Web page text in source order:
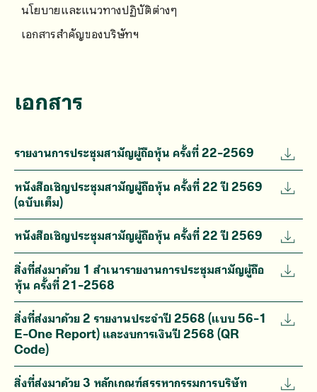
นโยบายและแนวทางปฏิบัติต่างๆ
เอกสารสำคัญของบริษัทฯ
เอกสาร
รายงานการประชุมสามัญผู้ถือหุ้น ครั้งที่ 22-2569
หนังสือเชิญประชุมสามัญผู้ถือหุ้น ครั้งที่ 22 ปี 2569
(ฉบับเต็ม)
หนังสือเชิญประชุมสามัญผู้ถือหุ้น ครั้งที่ 22 ปี 2569
สิ่งที่ส่งมาด้วย 1 สำเนารายงานการประชุมสามัญผู้ถือ
หุ้น ครั้งที่ 21-2568
สิ่งที่ส่งมาด้วย 2 รายงานประจำปี 2568 (แบบ 56-1
E-One Report) และงบการเงินปี 2568 (QR
Code)
สิ่งที่ส่งมาด้วย 3 หลักเกณฑ์สรรหากรรมการบริษัท